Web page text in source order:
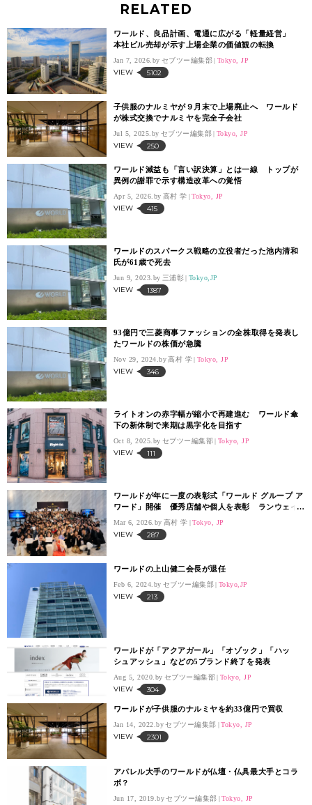
RELATED
ワールド、良品計画、電通に広がる「軽量経営」
本社ビル売却が示す上場企業の価値観の転換
Jan 7, 2026. セブツー編集部 Tokyo, JP
VIEW 5102
子供服のナルミヤが９月末で上場廃止へ ワールド
が株式交換でナルミヤを完全子会社
Jul 5, 2025. セブツー編集部 Tokyo, JP
VIEW 250
ワールド減益も「言い訳決算」とは一線 トップが
異例の謝罪で示す構造改革への覚悟
Apr 5, 2026. 高村 学 Tokyo, JP
VIEW 415
ワールドのスパークス戦略の立役者だった池内清和
氏が61歳で死去
Jun 9, 2023. 三浦彰 Tokyo,JP
VIEW 1387
93億円で三菱商事ファッションの全株取得を発表し
たワールドの株価が急騰
Nov 29, 2024. 高村 学 Tokyo, JP
VIEW 346
ライトオンの赤字幅が縮小で再建進む ワールド傘
下の新体制で来期は黒字化を目指す
Oct 8, 2025. セブツー編集部 Tokyo, JP
VIEW 111
ワールドが年に一度の表彰式「ワールド グループ ア
ワード」開催 優秀店舗や個人を表彰 ランウェイ
には又吉直樹も登場
Mar 6, 2026. 高村 学 Tokyo, JP
VIEW 287
ワールドの上山健二会長が退任
Feb 6, 2024. セブツー編集部 Tokyo,JP
VIEW 213
ワールドが「アクアガール」「オゾック」「ハッ
シュアッシュ」などの5ブランド終了を発表
Aug 5, 2020. セブツー編集部 Tokyo, JP
VIEW 304
ワールドが子供服のナルミヤを約33億円で買収
Jan 14, 2022. セブツー編集部 Tokyo, JP
VIEW 2301
アパレル大手のワールドが仏壇・仏具最大手とコラ
ボ？
Jun 17, 2019. セブツー編集部 Tokyo, JP